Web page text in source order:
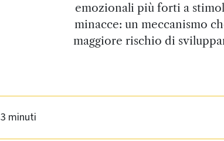
emozionali più forti a
minacce: un meccanismo
maggiore rischio di
3 minuti